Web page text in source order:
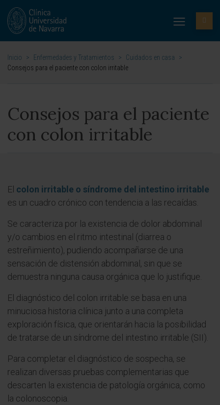
Inicio > Enfermedades y Tratamientos > Cuidados en casa
>
Consejos para el paciente con colon irritable
Consejos para el paciente
con colon irritable
El colon irritable o síndrome del intestino irritable
es un cuadro crónico con tendencia a las recaídas.
Se caracteriza por la existencia de dolor abdominal
y/o cambios en el ritmo intestinal (diarrea o
estreñimiento), pudiendo acompañarse de una
sensación de distensión abdominal, sin que se
demuestra ninguna causa orgánica que lo justifique.
El diagnóstico del colon irritable se basa en una
minuciosa historia clínica junto a una completa
exploración física, que orientarán hacia la posibilidad
de tratarse de un síndrome del intestino irritable (SII).
Para completar el diagnóstico de sospecha, se
realizan diversas pruebas complementarias que
descarten la existencia de patología orgánica, como
la colonoscopia.